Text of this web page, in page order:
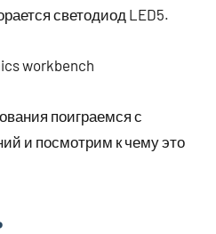
светодиод LED5.
workbench
поиграемся с
и посмотрим к чему это